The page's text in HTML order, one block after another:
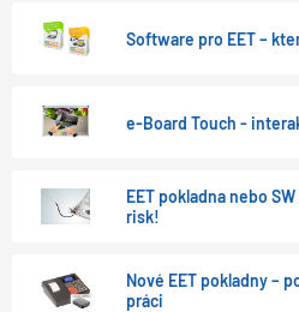
Software pro EET –
e-Board Touch -
EET pokladna nebo
risk!
Nové EET pokladny –
práci